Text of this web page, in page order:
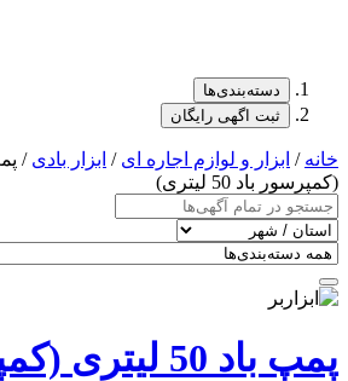
دسته‌بندی‌ها
ثبت اگهی رایگان
خانه/ ابزار و لوازم اجاره ای/ ابزار بادی
(کمپرسور باد 50 لیتری)
پمپ باد 50